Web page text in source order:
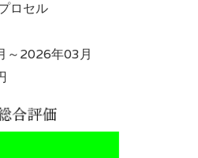
ロセル
～2026年03月